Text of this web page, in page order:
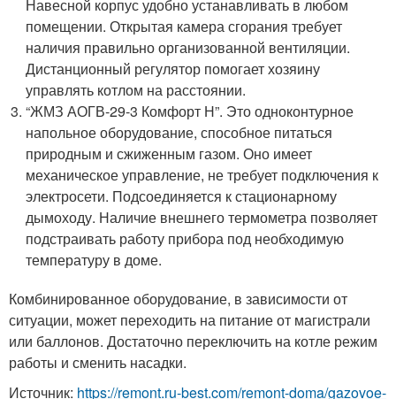
Навесной корпус удобно устанавливать в любом
помещении. Открытая камера сгорания требует
наличия правильно организованной вентиляции.
Дистанционный регулятор помогает хозяину
управлять котлом на расстоянии.
“ЖМЗ АОГВ-29-3 Комфорт Н”. Это одноконтурное
напольное оборудование, способное питаться
природным и сжиженным газом. Оно имеет
механическое управление, не требует подключения к
электросети. Подсоединяется к стационарному
дымоходу. Наличие внешнего термометра позволяет
подстраивать работу прибора под необходимую
температуру в доме.
Комбинированное оборудование, в зависимости от
ситуации, может переходить на питание от магистрали
или баллонов. Достаточно переключить на котле режим
работы и сменить насадки.
Источник: https://remont.ru-best.com/remont-doma/gazovoe-